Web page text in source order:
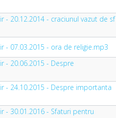
- 20.12.2014 - craciunul vazut de sf
- 07.03.2015 - ora de religie.mp3
- 20.06.2015 - Despre
- 24.10.2015 - Despre importanta
- 30.01.2016 - Sfaturi pentru